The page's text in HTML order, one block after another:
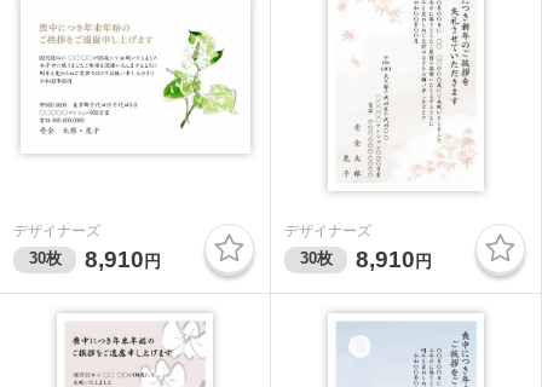
デザイナーズ
30枚 8,910 円
デザイナーズ
30枚 8,910 円